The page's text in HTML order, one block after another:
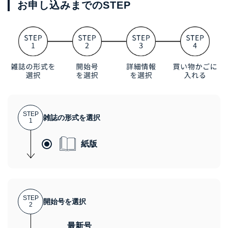
お申し込みまでのSTEP
STEP
1
雑誌の形式を選択
紙版
STEP
2
開始号を選択
最新号